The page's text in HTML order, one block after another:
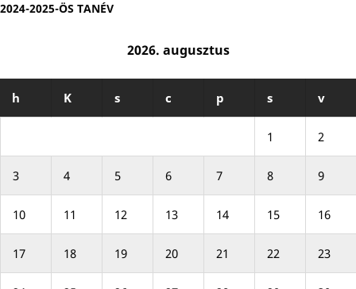
2024-2025-ÖS TANÉV
2026. augusztus
h K s c p s v
1 2
3 4 5 6 7 8 9
10 11 12 13 14 15 16
17 18 19 20 21 22 23